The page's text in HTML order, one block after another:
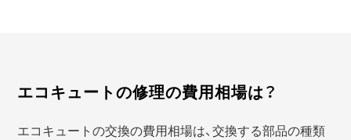
エコキュートの修理の費用相場は？
エコキュートの交換の費用相場は、交換する部品の種類